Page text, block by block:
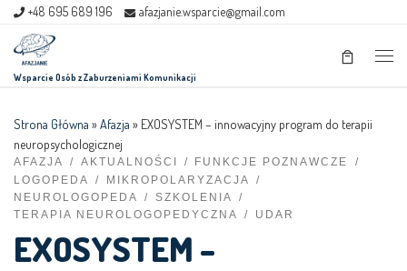
+48 695 689 196 afazjanie.wsparcie@gmail.com
Wsparcie Osób z Zaburzeniami Komunikacji
Strona Główna » Afazja » EXOSYSTEM – innowacyjny program do terapii
neuropsychologicznej
AFAZJA AKTUALNOŚCI
FUNKCJE POZNAWCZE
LOGOPEDA
MIKROPOLARYZACJA
NEUROLOGOPEDA
SZKOLENIA
TERAPIA NEUROLOGOPEDYCZNA
UDAR
EXOSYSTEM –